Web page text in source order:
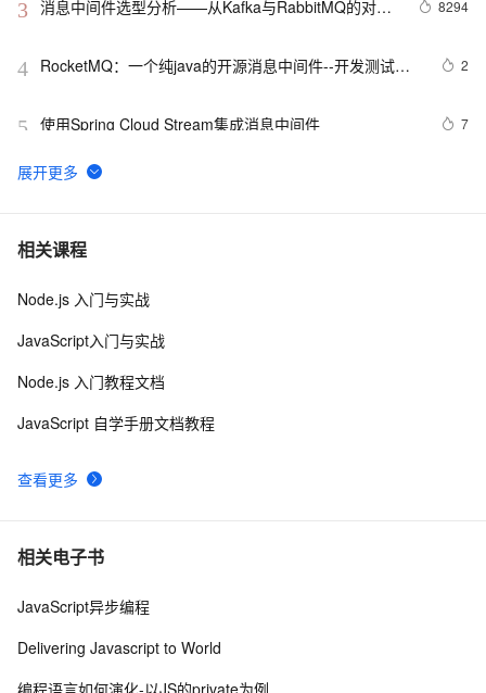
3 消息中间件选型分析——从Kafka与RabbitMQ的对比
8294
4 RocketMQ：一个纯java的开源消息中间件--开发测试环
2
5 使用Spring Cloud Stream集成消息中间件 7
6 【物联网中间件平台-06】RFID刷卡拍照
7 SpringBoot2 整合MinIO中间件，实现文件便捷管理
8 .NET应用服务器（中间件）来到
10成都技术大佬云集，他们在云原生中间件Meetup上都聊
相关课程
查看更多
Node.js 入门与实战
JavaScript入门与实战
Node.js 入门教程文档
JavaScript 自学手册文档教程
相关电子书
JavaScript异步编程
Delivering Javascript to World
编程语言如何演化-以JS的private为例